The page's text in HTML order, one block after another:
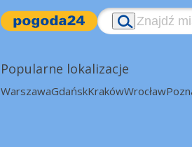
Popularne lokalizacje
WarszawaGdańskKrakówWrocław